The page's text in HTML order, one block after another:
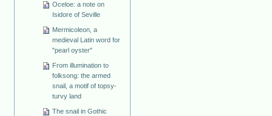
Oceloe: a note on
Isidore of Seville
Mermicoleon, a
medieval Latin word for
"pearl oyster"
From illumination to
folksong: the armed
snail, a motif of topsy-
turvy land
The snail in Gothic